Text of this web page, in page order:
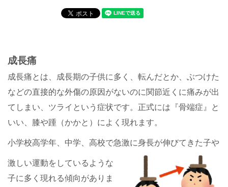
成長痛
成長痛とは、成長期の子供に多く、転んだとか、ぶつけた
などの直接的な外傷の原因がないのに関節近くに痛みが出
てしまい、ツライという症状です。正式には『骨端症』と
いい、膝や踵（かかと）によく現れます。
小学校高学年、中学、高校で急激に身長が伸びてきた子や
激しい運動をしているような
子に多く現れる傾向がありま